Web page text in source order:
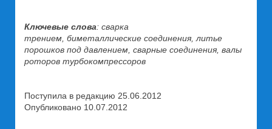
Ключевые слова: сварка
трением, биметаллические соединения, литье
порошков под давлением, сварные соединения, валы
роторов турбокомпрессоров
Поступила в редакцию 25.06.2012
Опубликовано 10.07.2012